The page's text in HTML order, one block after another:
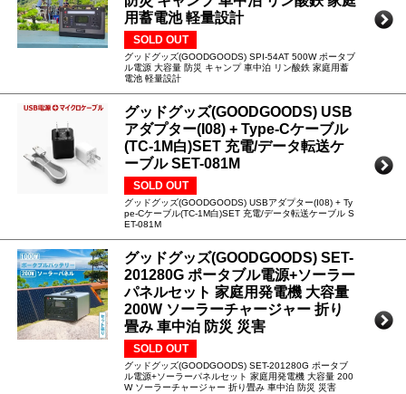
用蓄電池 軽量設計
SOLD OUT
グッドグッズ(GOODGOODS) SPI-54AT 500W ポータブ
ル電源 大容量 防災 キャンプ 車中泊 リン酸鉄 家庭用蓄
電池 軽量設計
グッドグッズ(GOODGOODS) USB
アダプター(I08) + Type-Cケーブル
(TC-1M白)SET 充電/データ転送ケ
ーブル SET-081M
SOLD OUT
グッドグッズ(GOODGOODS) USBアダプター(I08) + Ty
pe-Cケーブル(TC-1M白)SET 充電/データ転送ケーブル S
ET-081M
グッドグッズ(GOODGOODS) SET-
201280G ポータブル電源+ソーラー
パネルセット 家庭用発電機 大容量
200W ソーラーチャージャー 折り
畳み 車中泊 防災 災害
SOLD OUT
グッドグッズ(GOODGOODS) SET-201280G ポータブ
ル電源+ソーラーパネルセット 家庭用発電機 大容量 200
W ソーラーチャージャー 折り畳み 車中泊 防災 災害